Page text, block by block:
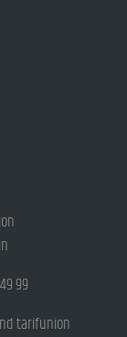
99
tarifunion